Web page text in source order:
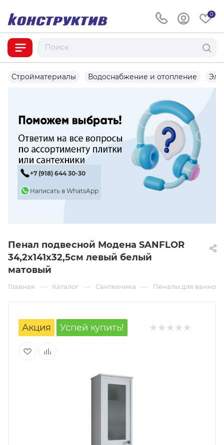
0
Стройматериалы Водоснабжение и отопление
+7 (918) 644 30-30
Написать в WhatsApp
Пенал подвесной Модена SANFLOR
34,2х141х32,5см левый белый
матовый
Главная — Каталог — Сантехника — Пеналы для ванной
Акция Успей купить!